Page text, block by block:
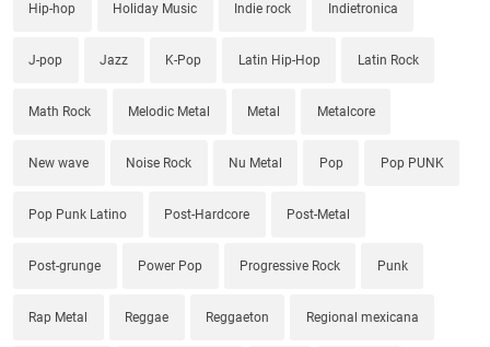
Hip-hop Holiday Music Indie rock Indietronica
J-pop Jazz K-Pop Latin Hip-Hop Latin Rock
Math Rock Melodic Metal Metal Metalcore
New wave Noise Rock Nu Metal Pop Pop PUNK
Pop Punk Latino Post-Hardcore Post-Metal
Post-grunge Power Pop Progressive Rock Punk
Rap Metal Reggae Reggaeton Regional mexicana